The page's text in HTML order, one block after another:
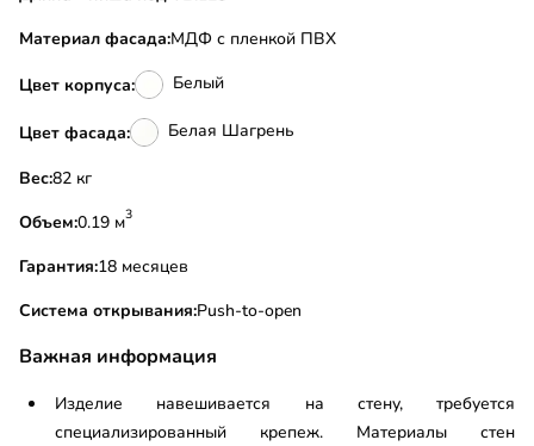
Материал фасада:МДФ с пленкой ПВХ
Цвет корпуса: Белый
Цвет фасада: Белая Шагрень
Вес:
82 кг
Объем:
0.19 м3
Гарантия:18 месяцев
Система открывания:Push-to-open
Важная информация
Изделие навешивается на стену, требуется
специализированный крепеж. Материалы стен